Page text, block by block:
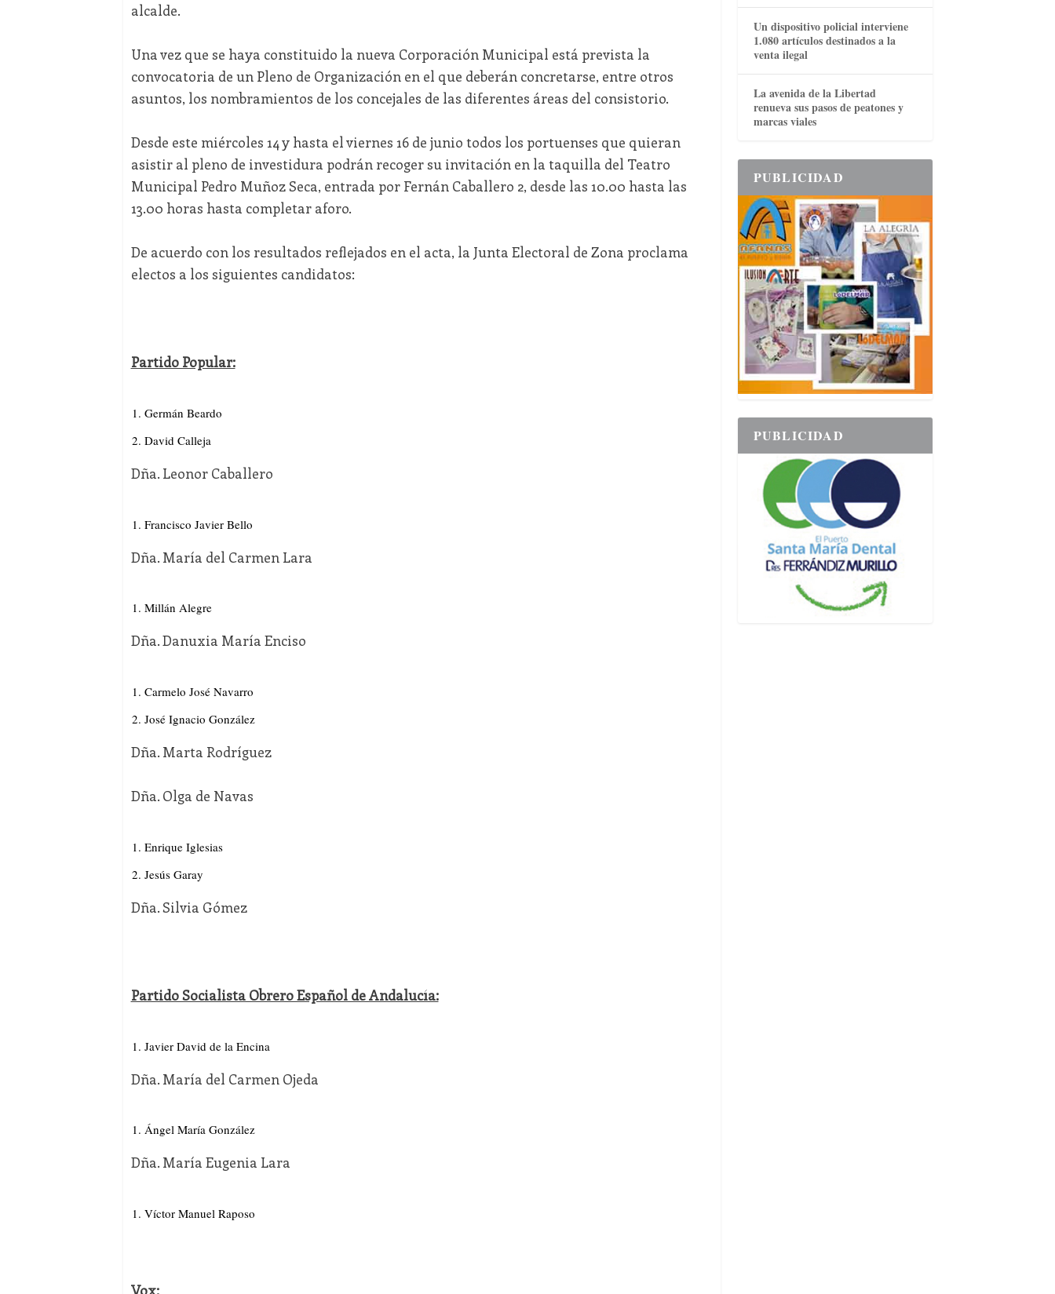
alcalde.
Una vez que se haya constituido la nueva Corporación Municipal está prevista la
convocatoria de un Pleno de Organización en el que deberán concretarse, entre otros
asuntos, los nombramientos de los concejales de las diferentes áreas del consistorio.
Desde este miércoles 14 y hasta el viernes 16 de junio todos los portuenses que quieran
asistir al pleno de investidura podrán recoger su invitación en la taquilla del Teatro
Municipal Pedro Muñoz Seca, entrada por Fernán Caballero 2, desde las 10.00 hasta las
13.00 horas hasta completar aforo.
De acuerdo con los resultados reflejados en el acta, la Junta Electoral de Zona proclama
electos a los siguientes candidatos:
Partido Popular:
Germán Beardo
David Calleja
Dña. Leonor Caballero
Francisco Javier Bello
Dña. María del Carmen Lara
Millán Alegre
Dña. Danuxia María Enciso
Carmelo José Navarro
José Ignacio González
Dña. Marta Rodríguez
Dña. Olga de Navas
Enrique Iglesias
Jesús Garay
Dña. Silvia Gómez
Partido Socialista Obrero Español de Andalucía:
Javier David de la Encina
Dña. María del Carmen Ojeda
Ángel María González
Dña. María Eugenia Lara
Víctor Manuel Raposo
Vox:
Un dispositivo policial interviene
1.080 artículos destinados a la
venta ilegal
La avenida de la Libertad
renueva sus pasos de peatones y
marcas viales
PUBLICIDAD
PUBLICIDAD